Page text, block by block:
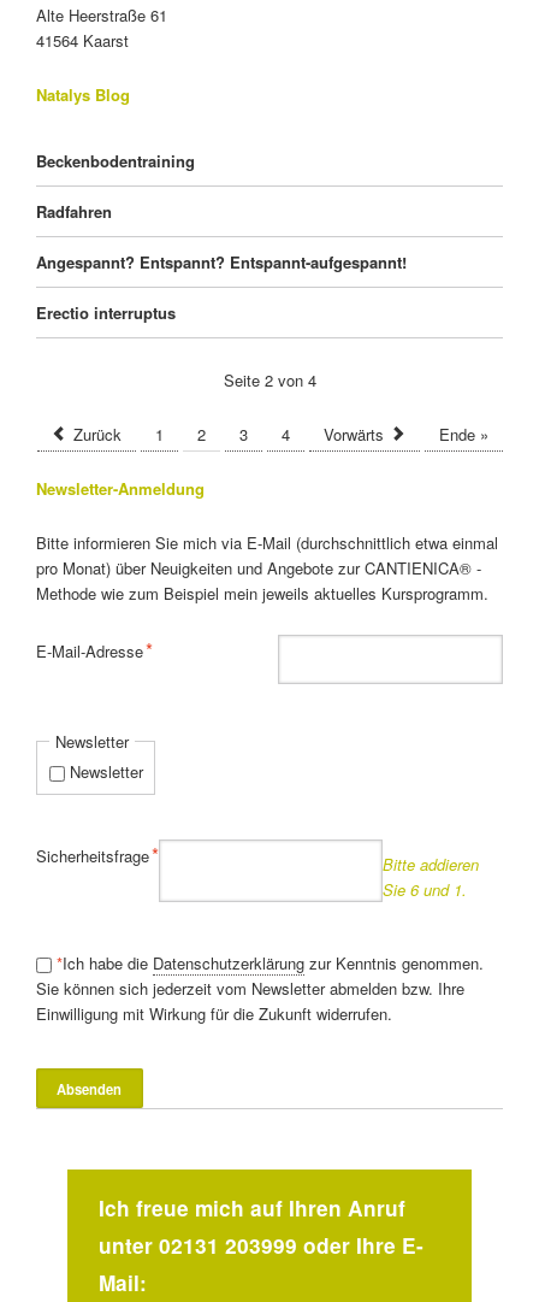
Alte Heerstraße 61
41564 Kaarst
Natalys Blog
Beckenbodentraining
Radfahren
Angespannt? Entspannt? Entspannt-aufgespannt!
Erectio interruptus
Seite 2 von 4
Zurück 1 2 3 4 Vorwärts Ende »
Newsletter-Anmeldung
Bitte informieren Sie mich via E-Mail (durchschnittlich etwa einmal
pro Monat) über Neuigkeiten und Angebote zur CANTIENICA® -
Methode wie zum Beispiel mein jeweils aktuelles Kursprogramm.
Pflichtfeld
E-Mail-Adresse*
Newsletter
Newsletter
Pflichtfeld
Sicherheitsfrage*
Bitte addieren
Sie 6 und 1.
*Ich habe die Datenschutzerklärungzur Kenntnis genommen.
Sie können sich jederzeit vom Newsletter abmelden bzw. Ihre
Einwilligung mit Wirkung für die Zukunft widerrufen.
Ich freue mich auf Ihren Anruf
unter 02131 203999 oder Ihre E-
Mail: